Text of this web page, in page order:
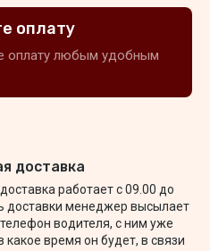
оплату
оплату любым удобным
доставка
работает с 09.00 до
доставки менеджер высылает
водителя, с ним уже
какое время он будет, в связи